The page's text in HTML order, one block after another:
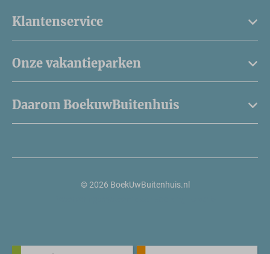
Klantenservice
Onze vakantieparken
Daarom BoekuwBuitenhuis
© 2026 BoekUwBuitenhuis.nl